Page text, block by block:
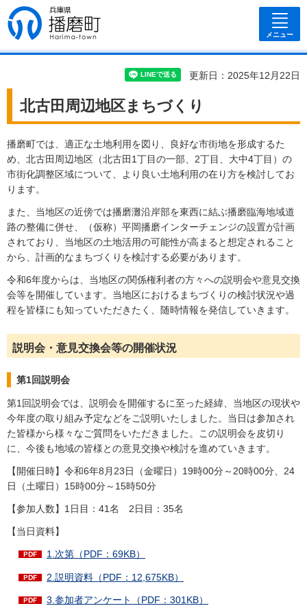
兵庫県 播磨
町
メニュー
更新日：2025年12月22日
北古田周辺地区まちづくり
播磨町では、適正な土地利用を図り、良好な市街地を形成するた
め、北古田周辺地区（北古田1丁目の一部、2丁目、大中4丁目）の
市街化調整区域について、より良い土地利用の在り方を検討してお
ります。
また、当地区の近傍では播磨灘沿岸部を東西に結ぶ播磨臨海地域道
路の整備に併せ、（仮称）平岡播磨インターチェンジの設置が計画
されており、当地区の土地活用の可能性が高まると想定されること
から、計画的なまちづくりを検討する必要があります。
令和6年度からは、当地区の関係権利者の方々への説明会や意見交換
会等を開催しています。当地区におけるまちづくりの検討状況や過
程を皆様にも知っていただきたく、随時情報を発信していきます。
説明会・意見交換会等の開催状況
第1回説明会
第1回説明会では、説明会を開催するに至った経緯、当地区の現状や
今年度の取り組み予定などをご説明いたしました。当日は参加され
た皆様から様々なご質問をいただきました。この説明会を皮切り
に、今後も地域の皆様との意見交換や検討を進めていきます。
【開催日時】令和6年8月23日（金曜日）19時00分～20時00分、24
日（土曜日）15時00分～15時50分
【参加人数】1日目：41名 2日目：35名
【当日資料】
1.次第（PDF：69KB）
2.説明資料（PDF：12,675KB）
3.参加者アンケート（PDF：301KB）